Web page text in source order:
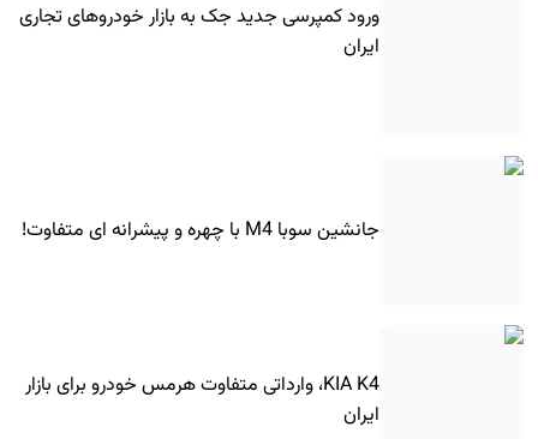
ورود کمپرسی جدید جک به بازار خودروهای تجاری
ایران
جانشین سوبا M4 با چهره و پیشرانه ای متفاوت!
KIA K4، وارداتی متفاوت هرمس خودرو برای بازار
ایران